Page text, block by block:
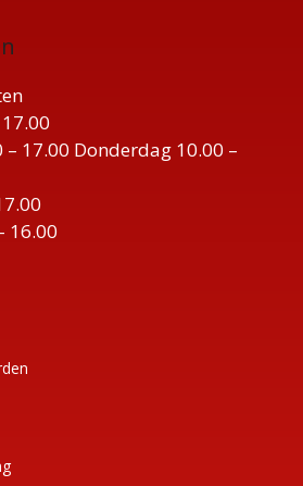
17.00 Donderdag 10.00 –
16.00